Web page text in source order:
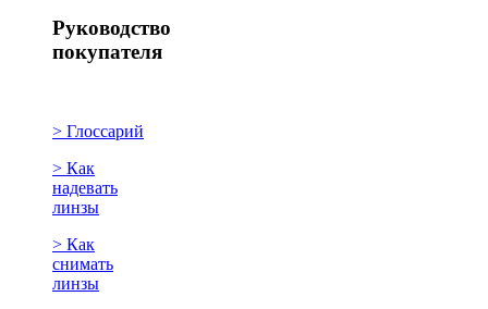
Руководство
покупателя
> Глоссарий
> Как
надевать
линзы
> Как
снимать
линзы